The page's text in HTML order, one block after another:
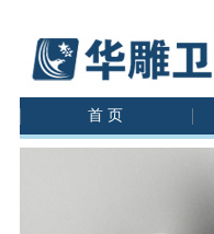
首 页